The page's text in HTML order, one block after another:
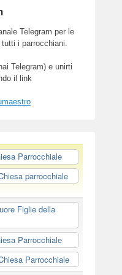
Telegram per le
i parrocchiani.
Telegram) e unirti
il link
Parrocchiale
parrocchiale
Figlie della
Parrocchiale
Parrocchiale